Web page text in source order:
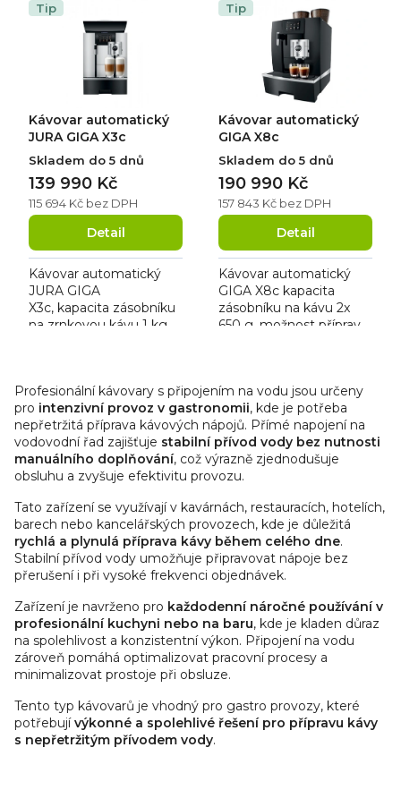
Tip
Kávovar automatický
JURA GIGA X3c
Skladem do 5 dnů
115 694 Kč bez DPH
139 990 Kč
Detail
Kávovar automatický
JURA GIGA
X3c, kapacita zásobníku
na zrnkovou kávu 1 kg,
připojení na vodu,
denní...
Tip
Kávovar automatický
GIGA X8c
Skladem do 5 dnů
157 843 Kč bez DPH
190 990 Kč
Detail
Kávovar automatický
GIGA X8c kapacita
zásobníku na kávu 2x
650 g, možnost přípravy
kapacita až...
v
l
á
d
a
c
í
p
r
v
k
y
v
ý
p
i
s
u
Profesionální kávovary s připojením na vodu jsou určeny
pro intenzivní provoz v gastronomii, kde je potřeba
nepřetržitá příprava kávových nápojů. Přímé napojení na
vodovodní řad zajišťuje stabilní přívod vody bez nutnosti
manuálního doplňování, což výrazně zjednodušuje
obsluhu a zvyšuje efektivitu provozu.
Tato zařízení se využívají v kavárnách, restauracích, hotelích,
barech nebo kancelářských provozech, kde je důležitá
rychlá a plynulá příprava kávy během celého dne.
Stabilní přívod vody umožňuje připravovat nápoje bez
přerušení i při vysoké frekvenci objednávek.
Zařízení je navrženo pro každodenní náročné používání v
profesionální kuchyni nebo na baru, kde je kladen důraz
na spolehlivost a konzistentní výkon. Připojení na vodu
zároveň pomáhá optimalizovat pracovní procesy a
minimalizovat prostoje při obsluze.
Tento typ kávovarů je vhodný pro gastro provozy, které
potřebujívýkonné a spolehlivé řešení pro přípravu kávy
s nepřetržitým přívodem vody.